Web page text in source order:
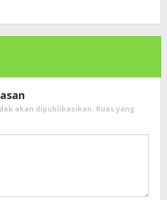
akan dipublikasikan. Ruas yang